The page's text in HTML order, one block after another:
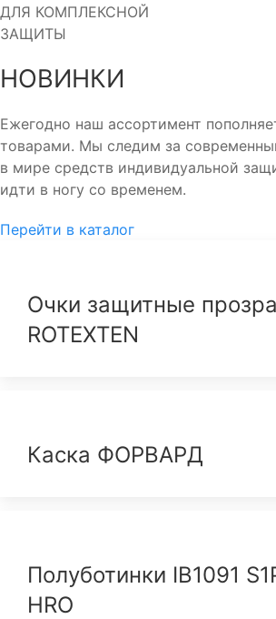
ДЛЯ КОМПЛЕКСНОЙ
ЗАЩИТЫ
НОВИНКИ
Ежегодно наш ассортимент
товарами. Мы следим за
в мире средств индивидуальной
идти в ногу со временем.
Перейти в каталог
Очки защитные
ROTEXTEN
Каска ФОРВАРД
Полуботинки IB1091
HRO